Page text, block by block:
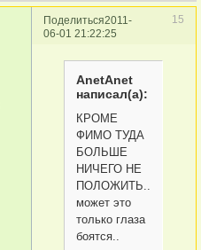
Поделиться 15
2011-
06-01 21:22:25
AnetAnet
написал(а):
КРОМЕ
ФИМО ТУДА
БОЛЬШЕ
НИЧЕГО НЕ
ПОЛОЖИТЬ..Ну
может это
только глаза
боятся..